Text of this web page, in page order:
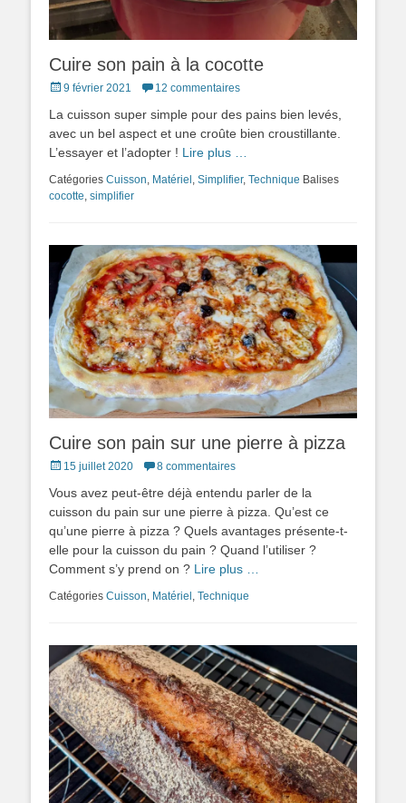
Cuire son pain à la cocotte
Posted
9 février 2021 12 commentaires
La cuisson super simple pour des pains bien levés,
avec un bel aspect et une croûte bien croustillante.
L’essayer et l’adopter ! Lire plus …
Catégories Cuisson Matériel Simplifier, Technique Balises
cocotte simplifier
Cuire son pain sur une pierre à pizza
Posted
15 juillet 2020 8 commentaires
Vous avez peut-être déjà entendu parler de la
cuisson du pain sur une pierre à pizza. Qu’est ce
qu’une pierre à pizza ? Quels avantages présente-t-
elle pour la cuisson du pain ? Quand l’utiliser ?
Comment s’y prend on ? Lire plus …
Catégories Cuisson, Matériel , Technique